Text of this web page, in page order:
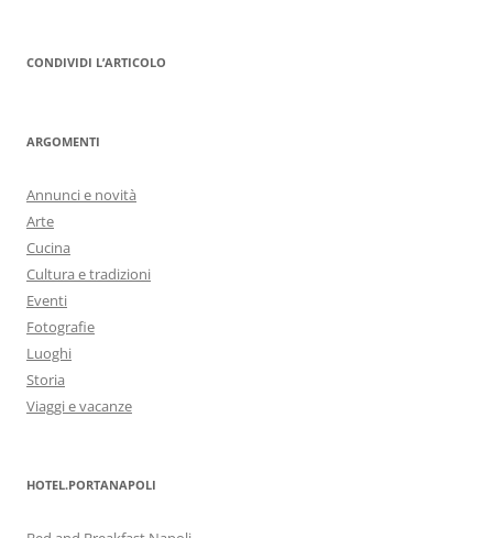
CONDIVIDI L’ARTICOLO
ARGOMENTI
Annunci e novità
Arte
Cucina
Cultura e tradizioni
Eventi
Fotografie
Luoghi
Storia
Viaggi e vacanze
HOTEL.PORTANAPOLI